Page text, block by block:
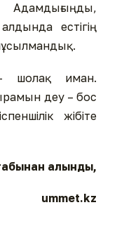
алдында естігің
шолақ иман.
деу – бос
жібіте
алынды,
ummet.kz